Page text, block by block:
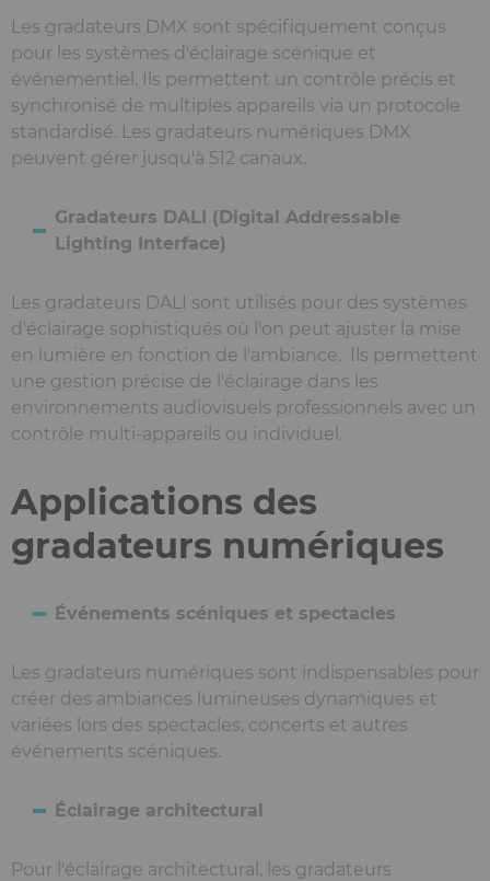
Les gradateurs DMX sont spécifiquement conçus
pour les systèmes d'éclairage scénique et
événementiel. Ils permettent un contrôle précis et
synchronisé de multiples appareils via un protocole
standardisé. Les gradateurs numériques DMX
peuvent gérer jusqu'à 512 canaux.
Gradateurs DALI (Digital Addressable
Lighting Interface)
Les gradateurs DALI sont utilisés pour des systèmes
d'éclairage sophistiqués où l'on peut ajuster la mise
en lumière en fonction de l'ambiance. Ils permettent
une gestion précise de l'éclairage dans les
environnements audiovisuels professionnels avec un
contrôle multi-appareils ou individuel.
Applications des
gradateurs numériques
Événements scéniques et spectacles
Les gradateurs numériques sont indispensables pour
créer des ambiances lumineuses dynamiques et
variées lors des spectacles, concerts et autres
événements scéniques.
Éclairage architectural
Pour l'éclairage architectural, les gradateurs